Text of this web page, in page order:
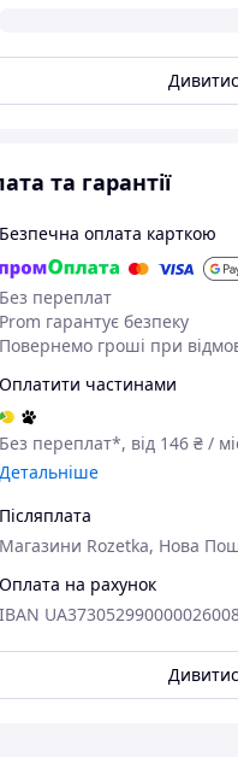
та гарантії
Безпечна оплата карткою
Без переплат
Prom гарантує безпеку
Повернемо гроші при
Оплатити частинами
Без переплат*, від 146 ₴ /
Детальніше
Післяплата
Магазини Rozetka, Нова
Оплата на рахунок
IBAN
02.07.2026
Юра К.
Супер